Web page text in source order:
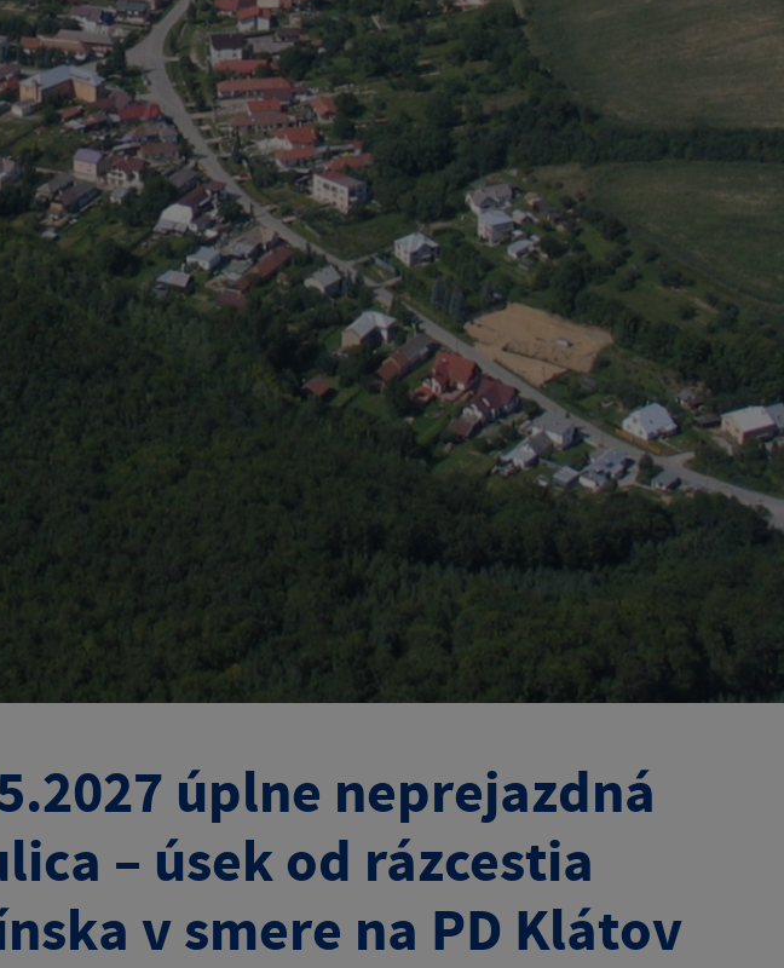
úplne neprejazdná
– úsek od rázcestia
v smere na PD Klátov